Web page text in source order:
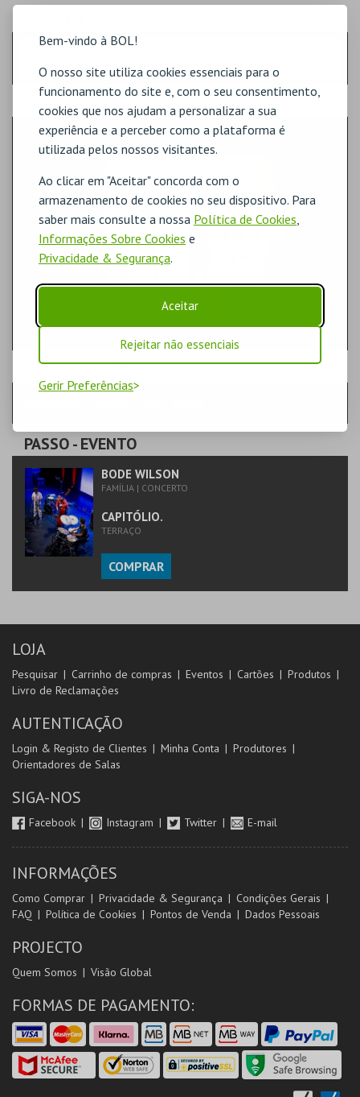
Bem-vindo à BOL!
O nosso site utiliza cookies essenciais para o
funcionamento do site e, com o seu consentimento,
cookies que nos ajudam a personalizar a sua
experiência e a perceber como a plataforma é
utilizada pelos nossos visitantes.
Ao clicar em "Aceitar" concorda com o
armazenamento de cookies no seu dispositivo. Para
saber mais consulte a nossa Política de Cookies
Informações Sobre Cookies e
Privacidade & Segurança.
Aceitar
Rejeitar não essenciais
Gerir Preferências
PASSO- SECTOR
GERAL
PASSO- SESSÃO
PASSO- EVENTO
BODE WILSON
FAMÍLIA | CONCERTO
CAPITÓLIO.
TERRAÇO
COMPRAR
LOJA
Pesquisar Carrinho de compras Eventos Cartões
Produtos
Livro de Reclamações
AUTENTICAÇÃO
Login & Registo de Clientes Minha Conta
Produtores
Orientadores de Salas
SIGA-NOS
Facebook Instagram Twitter E-mail
INFORMAÇÕES
Como Comprar Privacidade & Segurança
Condições Gerais
FAQ
Política de Cookies Pontos de Venda Dados Pessoais
PROJECTO
Quem Somos Visão Global
FORMAS DE PAGAMENTO: